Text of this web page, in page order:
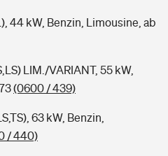
44 kW, Benzin, Limousine, ab
LIM./VARIANT, 55 kW,
(0600 / 439)
63 kW, Benzin,
/ 440)